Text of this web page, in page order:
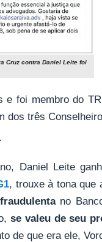
Cruz contra Daniel Leite foi
e foi membro do
dos três
Daniel Leite
, trouxe à tona que
no
se valeu de seu
de que era ele,